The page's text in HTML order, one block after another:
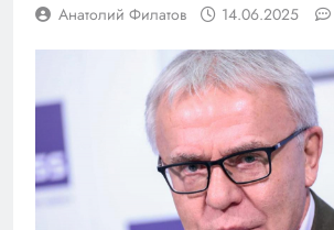
Анатолий Филатов 14.06.2025